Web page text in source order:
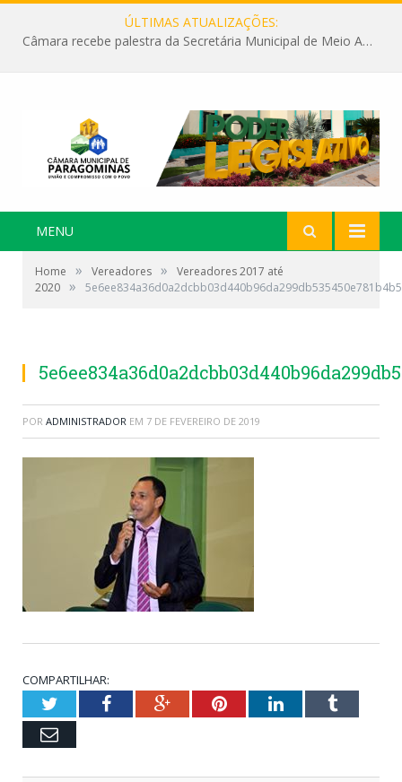
ÚLTIMAS ATUALIZAÇÕES:
Câmara recebe palestra da Secretária Municipal de Meio Ambiente sobre as ações da “SEMANA DO MEIO AMBIENTE”
MENU
Home » Vereadores »
Vereadores 2017 até
2020 »
POR ADMINISTRADOR EM 7 DE FEVEREIRO DE 2019
COMPARTILHAR:
TwitterFacebookGoogle+PinterestLinkedInTumblr
Email